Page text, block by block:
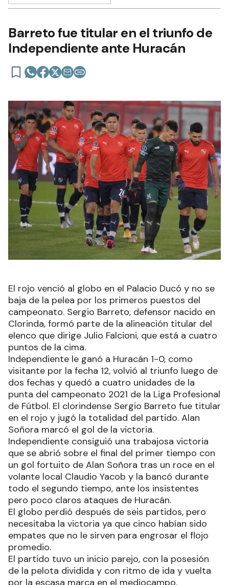
Barreto fue titular en el triunfo de
Independiente ante Huracán
El rojo venció al globo en el Palacio Ducó y no se
baja de la pelea por los primeros puestos del
campeonato. Sergio Barreto, defensor nacido en
Clorinda, formó parte de la alineación titular del
elenco que dirige Julio Falcioni, que está a cuatro
puntos de la cima.
Independiente le ganó a Huracán 1-0, como
visitante por la fecha 12, volvió al triunfo luego de
dos fechas y quedó a cuatro unidades de la
punta del campeonato 2021 de la Liga Profesional
de Fútbol. El clorindense Sergio Barreto fue titular
en el rojo y jugó la totalidad del partido. Alan
Soñora marcó el gol de la victoria.
Independiente consiguió una trabajosa victoria
que se abrió sobre el final del primer tiempo con
un gol fortuito de Alan Soñora tras un roce en el
volante local Claudio Yacob y la bancó durante
todo el segundo tiempo, ante los insistentes
pero poco claros ataques de Huracán.
El globo perdió después de seis partidos, pero
necesitaba la victoria ya que cinco habían sido
empates que no le sirven para engrosar el flojo
promedio.
El partido tuvo un inicio parejo, con la posesión
de la pelota dividida y con ritmo de ida y vuelta
por la escasa marca en el mediocampo.